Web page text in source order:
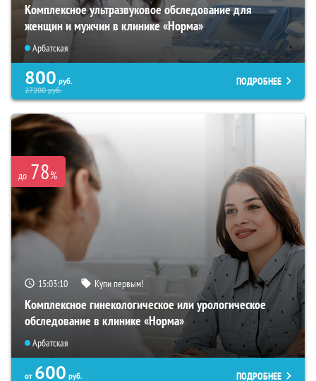
Комплексное ультразвуковое обследование для
женщин и мужчин в клинике «Норма»
Арбатская
800 руб.
27200руб.
ПОДРОБНЕЕ
до 78%
15:03:09 Купи первым!
Комплексное гинекологическое или урологическое
обследование в клинике «Норма»
Арбатская
от 600 руб.
ПОДРОБНЕЕ